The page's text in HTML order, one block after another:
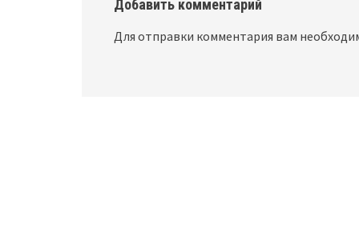
Добавить комментарий
Для отправки комментария вам